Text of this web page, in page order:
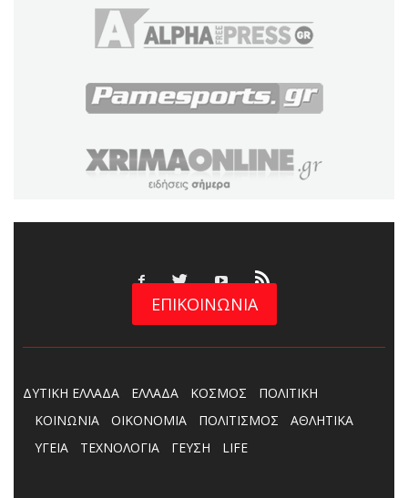
ΕΠΙΚΟΙΝΩΝΙΑ
ΔΥΤΙΚΗ ΕΛΛΑΔΑ ΕΛΛΑΔΑ ΚΟΣΜΟΣ
ΠΟΛΙΤΙΚΗ
ΚΟΙΝΩΝΙΑ
ΟΙΚΟΝΟΜΙΑ ΠΟΛΙΤΙΣΜΟΣ
ΑΘΛΗΤΙΚΑ
ΥΓΕΙΑ
ΤΕΧΝΟΛΟΓΙΑ ΓΕΥΣΗ LIFE